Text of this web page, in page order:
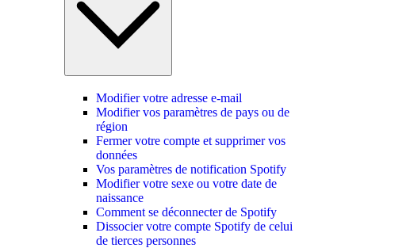
Modifier votre adresse e-mail
Modifier vos paramètres de pays ou de
région
Fermer votre compte et supprimer vos
données
Vos paramètres de notification Spotify
Modifier votre sexe ou votre date de
naissance
Comment se déconnecter de Spotify
Dissocier votre compte Spotify de celui
de tierces personnes